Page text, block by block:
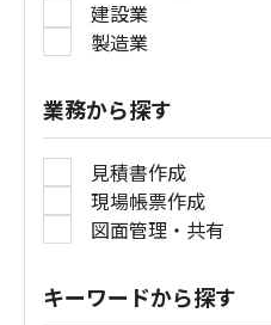
建設業
製造業
業務から探す
見積書作成
現場帳票作成
図面管理・共有
キーワードから探す